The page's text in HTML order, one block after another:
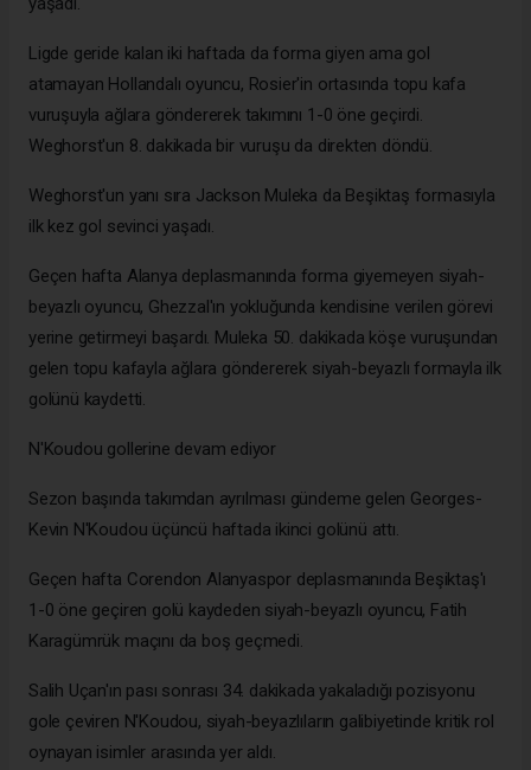
Ligde geride kalan iki haftada da forma giyen ama gol
atamayan Hollandalı oyuncu, Rosier'in ortasında topu kafa
vuruşuyla ağlara göndererek takımını 1-0 öne geçirdi.
Weghorst'un 8. dakikada bir vuruşu da direkten döndü.
Weghorst'un yanı sıra Jackson Muleka da Beşiktaş formasıyla
ilk kez gol sevinci yaşadı.
Geçen hafta Alanya deplasmanında forma giyemeyen siyah-
beyazlı oyuncu, Ghezzal'ın yokluğunda kendisine verilen görevi
yerine getirmeyi başardı. Muleka 50. dakikada köşe vuruşundan
gelen topu kafayla ağlara göndererek siyah-beyazlı formayla ilk
golünü kaydetti.
N'Koudou gollerine devam ediyor
Sezon başında takımdan ayrılması gündeme gelen Georges-
Kevin N'Koudou üçüncü haftada ikinci golünü attı.
Geçen hafta Corendon Alanyaspor deplasmanında Beşiktaş'ı
1-0 öne geçiren golü kaydeden siyah-beyazlı oyuncu, Fatih
Karagümrük maçını da boş geçmedi.
Salih Uçan'ın pası sonrası 34. dakikada yakaladığı pozisyonu
gole çeviren N'Koudou, siyah-beyazlıların galibiyetinde kritik rol
oynayan isimler arasında yer aldı.